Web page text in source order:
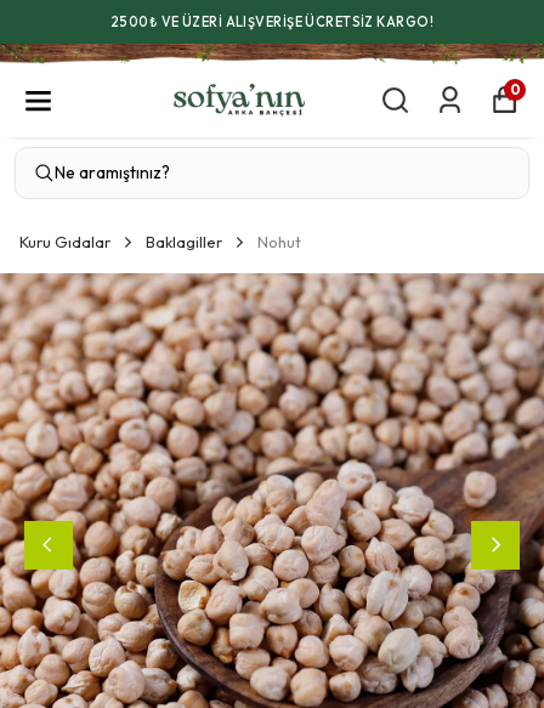
2500₺ VE ÜZERİ ALIŞVERİŞE ÜCRETSİZ KARGO!
0
Kuru Gıdalar Baklagiller Nohut